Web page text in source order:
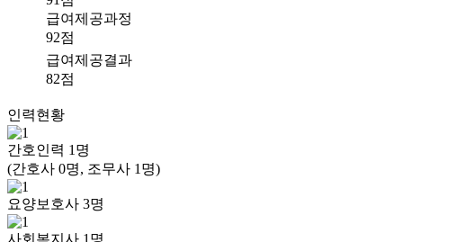
급여제공과정
92점
급여제공결과
82점
인력현황
간호인력 1 명
(간호사 0명, 조무사 1명)
요양보호사 3명
사회복지사 1 명